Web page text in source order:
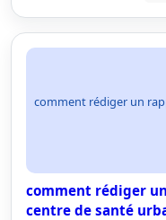
comment rédiger un
comment rédiger
centre de santé